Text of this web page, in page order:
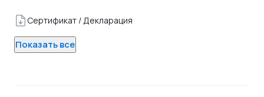
Сертификат / Декларация
Показать все